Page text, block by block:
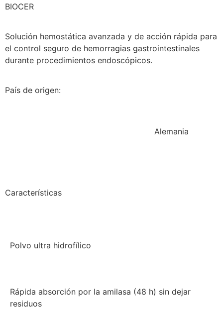
BIOCER
Solución hemostática avanzada y de acción rápida para
el control seguro de hemorragias gastrointestinales
durante procedimientos endoscópicos.
País de origen:
Alemania
Características
Polvo ultra hidrofílico
Rápida absorción por la amilasa (48 h) sin dejar
residuos